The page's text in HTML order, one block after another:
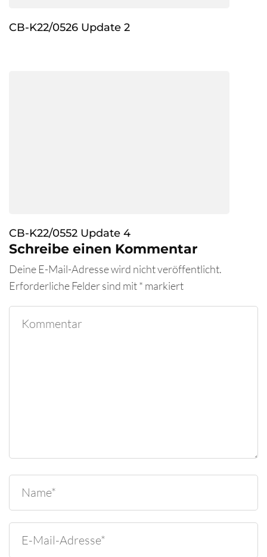
CB-K22/0526 Update 2
CB-K22/0552 Update 4
Schreibe einen Kommentar
Deine E-Mail-Adresse wird nicht veröffentlicht.
Erforderliche Felder sind mit* markiert